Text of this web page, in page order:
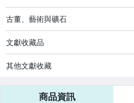
玩具、模型與公仔
古董、藝術與礦石
文獻收藏品
其他文獻收藏
商品資訊